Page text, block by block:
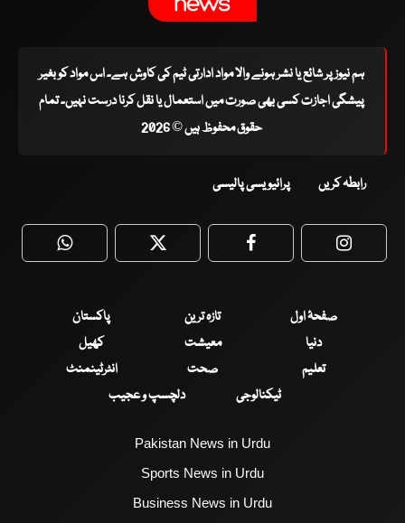
ہم نیوز پر شائع یا نشر ہونے والا مواد ادارتی ٹیم کی کاوش ہے۔ اس مواد کو بغیر
پیشگی اجازت کسی بھی صورت میں استعمال یا نقل کرنا درست نہیں۔ تمام
حقوق محفوظ ہیں © 2026
رابطہ کریں پرائیویسی پالیسی
WhatsApp Twitter Facebook
صفحۂ اول تازہ ترین
پاکستان
دنیا
معیشت
کھیل
تعلیم
صحت
انٹرٹینمنٹ
ٹیکنالوجی
دلچسپ و عجیب
Pakistan News in Urdu
Sports News in Urdu
Business News in Urdu